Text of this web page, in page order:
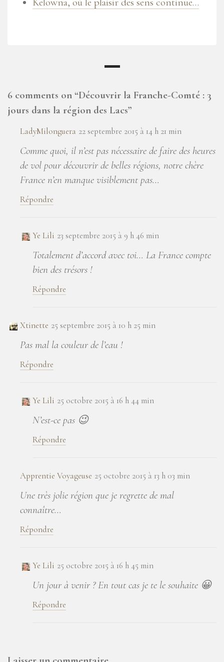
6 comments on “Découvrir la Franche-Comté : 3
jours dans la région des Lacs”
LadyMilonguera 22 septembre 2015 à 14 h 21 min
Comme quoi, il n’est pas nécessaire de faire des heures
de vol pour découvrir de belles régions, notre chère
France n’en manque visiblement pas…
Répondre
Ye Lili 23 septembre 2015 à 9 h 46 min
Totalement d’accord avec toi… La France compte
bien des trésors !
Répondre
Xtinette 25 septembre 2015 à 10 h 25 min
Pas mal la couleur de l’eau !
Répondre
Ye Lili 25 octobre 2015 à 16 h 44 min
N’est-ce pas 😉
Répondre
Apprentie Voyageuse 25 octobre 2015 à 13 h 03 min
Une très jolie région que je regrette de mal
connaître…
Répondre
Ye Lili 25 octobre 2015 à 16 h 45 min
Un jour à venir ? En tout cas je te le souhaite 😀
Répondre